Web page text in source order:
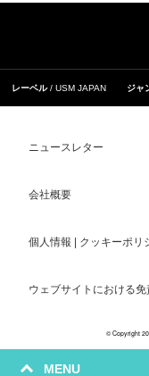
MENU
レーベル USM JAPAN ジャ
ニュースレター
会社概要
個人情報 | クッキーポリ
ウェブサイトにおける免
© Copyright